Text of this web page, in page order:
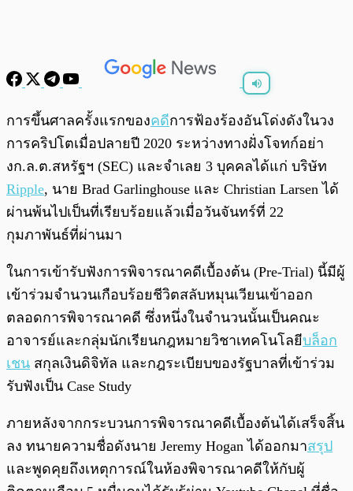
0:00 / 0:00
การขึ้นศาลครั้งแรกของคดีการฟ้องร้องอันโด่งดังในวง
การคริปโตเมื่อปลายปี 2020 ระหว่างทางฝั่งโจทก์อย่า
งก.ล.ต.สหรัฐฯ (SEC) และจำเลย 3 บุคคลได้แก่ บริษัท
Ripple, นาย Brad Garlinghouse และ Christian Larsen ได้
ผ่านพ้นไปเป็นที่เรียบร้อยแล้วเมื่อวันจันทร์ที่ 22
กุมภาพันธ์ที่ผ่านมา
ในการเข้ารับฟังการพิจารณาคดีเบื้องต้น (Pre-Trial) นี้มีผู้
เข้าร่วมจำนวนเกือบร้อยชีวิตสลับหมุนเวียนเข้าออก
ตลอดการพิจารณาคดี ซึ่งหนึ่งในจำนวนนั้นเป็นคณะ
อาจารย์และกลุ่มนักเรียนกฎหมายวิชาเทคโนโลยีบล็อก
เชน สกุลเงินดิจิทัล และกฎระเบียบของรัฐบาลที่เข้าร่วม
รับฟังเป็น Case Study
ภายหลังจากกระบวนการพิจารณาคดีเบื้องต้นได้เสร็จสิ้น
ลง ทนายความชื่อดังนาย Jeremy Hogan ได้ออกมาสรุป
และพูดคุยถึงเหตุการณ์ในห้องพิจารณาคดีให้กับผู้